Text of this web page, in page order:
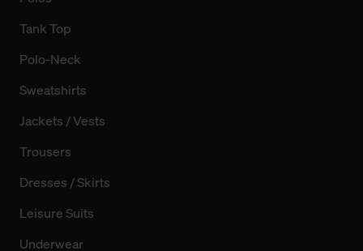
Tank Top
Polo-Neck
Sweatshirts
Jackets / Vests
Trousers
Dresses / Skirts
Leisure Suits
Underwear